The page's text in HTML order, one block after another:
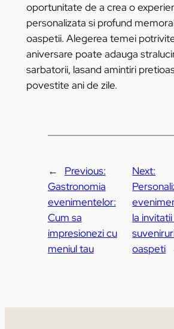
oportunitate de a crea o
personalizata si profund
oaspetii. Alegerea temei
aniversare poate adauga
sarbatorii, lasand amintiri
povestite ani de zile.
←
Previous:
Gastronomia
evenimentelor:
Cum sa
impresionezi cu
meniul tau
Next:
la invitatii
oaspeti